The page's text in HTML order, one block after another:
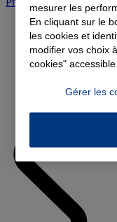
mesurer les
En cliquant sur le
les cookies et
modifier vos choix
cookies"
Gérer les